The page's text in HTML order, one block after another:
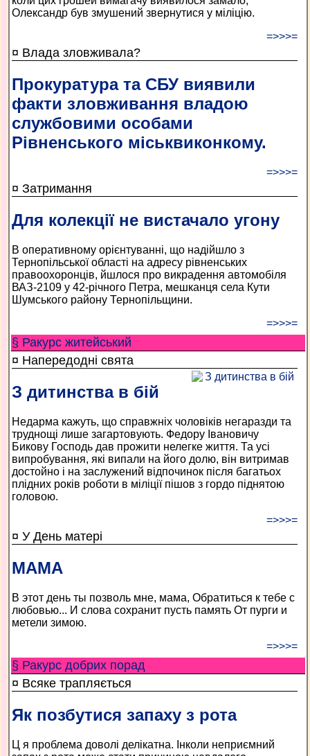
Олександр був змушений звернутися у міліцію.
=>>>=
¤ Влада зловживала?
Прокуратура та СБУ виявили
факти зловживання владою
службовими особами
Рівненського міськвиконкому.
=>>>=
¤ Затримання
Для колекції не вистачало угону
В оперативному орієнтуванні, що надійшло з
Тернопільської області на адресу рівненських
правоохоронців, йшлося про викрадення автомобіля
ВАЗ-2109 у 42-річного Петра, мешканця села Кути
Шумського району Тернопільщини.
=>>>=
§ Ракурс житейський
¤ Напередодні свята
З дитинства в бій
Недарма кажуть, що справжніх чоловіків негаразди та
труднощі лише загартовують. Федору Івановичу
Бикову Господь дав прожити нелегке життя. Та усі
випробування, які випали на його долю, він витримав
достойно і на заслужений відпочинок після багатьох
плідних років роботи в міліції пішов з гордо піднятою
головою.
=>>>=
¤ У День матері
МАМА
В этот день ты позволь мне, мама, Обратиться к тебе с
любовью... И слова сохранит пусть память От пурги и
метели зимою.
=>>>=
§ Ракурс добрих порад
¤ Всяке трапляється
Як позбутися запаху з рота
Ц я проблема доволі делікатна. Інколи неприємний